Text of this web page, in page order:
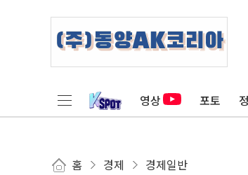
영상 포토
홈 경제 경제일반